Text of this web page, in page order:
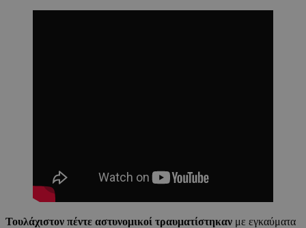
Τουλάχιστον πέντε αστυνομικοί τραυματίστηκαν με εγκαύματα